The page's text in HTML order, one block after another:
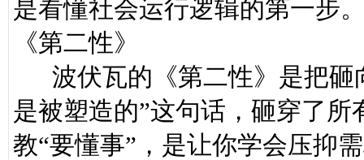
是看懂社会运行逻辑的第一步
《第二性》
波伏瓦的《第二性》是把砸
是被塑造的”这句话，砸穿了
教“要懂事”，是让你学会压抑